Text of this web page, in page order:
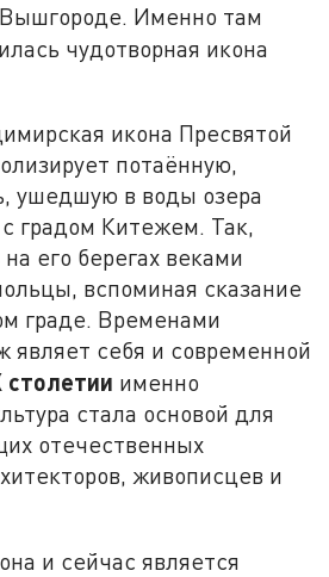
Именно там
чудотворная икона
икона Пресвятой
потаённую,
ушедшую в воды озера
градом Китежем. Так,
его берегах веками
вспоминая сказание
граде. Временами
себя и современной
столетии именно
стала основой для
отечественных
живописцев и
и сейчас является